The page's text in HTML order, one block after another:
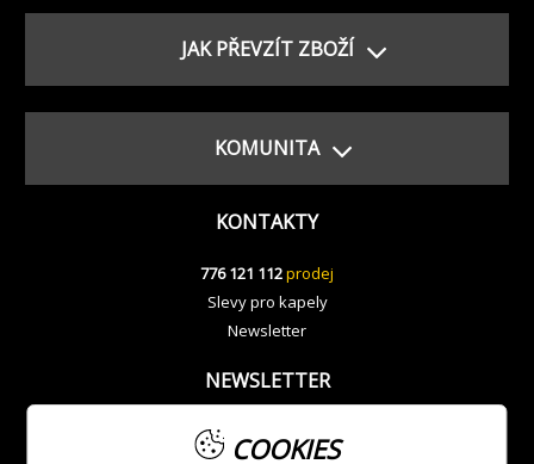
JAK PŘEVZÍT ZBOŽÍ
KOMUNITA
KONTAKTY
776 121 112prodej
Slevy pro kapely
Newsletter
NEWSLETTER
COOKIES